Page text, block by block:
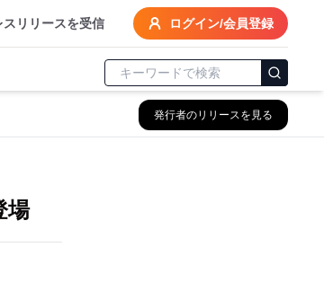
スリリースを受信 ログイン/会員登録
発行者のリリースを見る
場